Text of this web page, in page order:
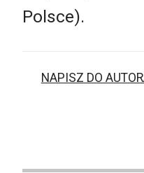
Polsce).
NAPISZ DO